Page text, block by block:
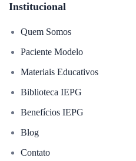
Institucional
Quem Somos
Paciente Modelo
Materiais Educativos
Biblioteca IEPG
Benefícios IEPG
Blog
Contato